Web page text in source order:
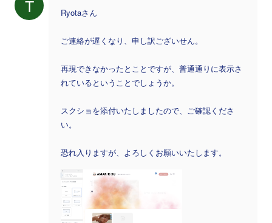
T Ryotaさん
ご連絡が遅くなり、申し訳ございせん。
再現できなかったとことですが、普通通りに表示さ
れているということでしょうか。
スクショを添付いたしましたので、ご確認くださ
い。
恐れ入りますが、よろしくお願いいたします。